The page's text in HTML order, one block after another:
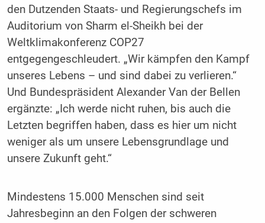
den Dutzenden Staats- und Regierungschefs im
Auditorium von Sharm el-Sheikh bei der
Weltklimakonferenz COP27
entgegengeschleudert. „Wir kämpfen den Kampf
unseres Lebens – und sind dabei zu verlieren.“
Und Bundespräsident Alexander Van der Bellen
ergänzte: „Ich werde nicht ruhen, bis auch die
Letzten begriffen haben, dass es hier um nicht
weniger als um unsere Lebensgrundlage und
unsere Zukunft geht.“
Mindestens 15.000 Menschen sind seit
Jahresbeginn an den Folgen der schweren